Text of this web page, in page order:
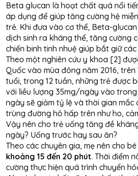
Beta glucan là hoạt chất quá nổi
áp dụng để giúp tăng cường hệ
trẻ. Khi đưa vào cơ thể, Beta-glucan
dịch sinh ra kháng thể, tăng cường
chiến binh tinh nhuệ giúp bắt giữ
Theo một nghiên cứu y khoa [2]
Quốc vào mùa đông năm 2016, trên
tuổi, trong 12 tuần, những trẻ được
với liều lượng 35mg/ngày vào
ngày sẽ giảm tỷ lệ và thời gian mắc
trùng đường hô hấp trên như ho,
Vậy nên cho trẻ uống tăng đề
ngày? Uống trước hay sau ăn?
Theo các chuyên gia, mẹ nên cho bé
khoảng 15 đến 20 phút. Thời điểm
cường thực hiện quá trình chuyển